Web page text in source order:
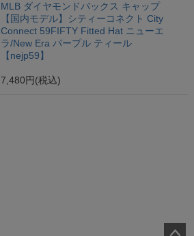
MLB ダイヤモンドバックス キャップ
【国内モデル】シティーコネクト City
Connect 59FIFTY Fitted Hat ニューエ
ラ/New Era パープル ティール
【nejp59】
7,480円 (税込)